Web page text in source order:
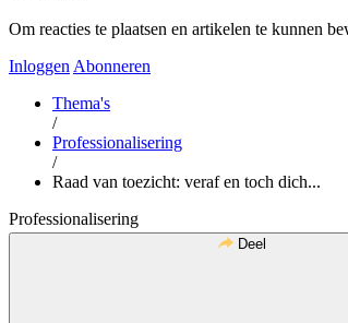
Om reacties te plaatsen en artikelen te kunnen
Inloggen Abonneren
Thema's
/
Professionalisering
/
Raad van toezicht: veraf en toch dich...
Professionalisering
Deel